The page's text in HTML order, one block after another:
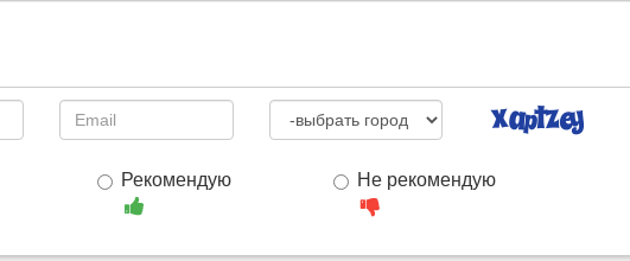
порядке.
В «СМ-Клиника» действует накопительная дисконтная система для
практической сфере. Сотрудничество с ведущими научно-
опыта, внедрение новейших медицинских методик и сервисных
Рекомендую Не рекомендую